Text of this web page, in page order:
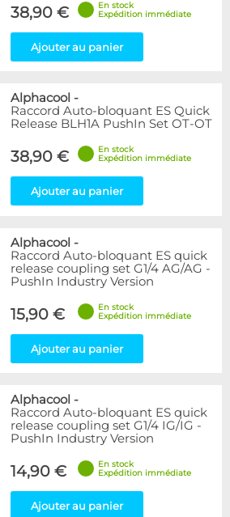
38,90 €
En stock
Expédition immédiate
Ajouter au panier
Alphacool -
Raccord Auto-bloquant ES Quick
Release BLH1A PushIn Set OT-OT
38,90 €
En stock
Expédition immédiate
Ajouter au panier
Alphacool -
Raccord Auto-bloquant ES quick
release coupling set G1/4 AG/AG -
PushIn Industry Version
15,90 €
En stock
Expédition immédiate
Ajouter au panier
Alphacool -
Raccord Auto-bloquant ES quick
release coupling set G1/4 IG/IG -
PushIn Industry Version
14,90 €
En stock
Expédition immédiate
Ajouter au panier